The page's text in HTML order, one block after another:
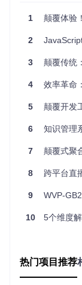
透明化安全机制
作为开源项目
用户无需担心
理和设备通信
本保障。
核心在于对传
如同万能插座
器，能够适配
像餐厅的流水
类似智能手机
面选择，满足
户习惯
1 颠覆体验！开
2 JavaScript
3 颠覆传统：
4 效率革命：
5 颠覆开发工
6 知识管理系
7 颠覆式聚合
8 跨平台直
9 WVP-
10 5个维度解
热门项目推荐